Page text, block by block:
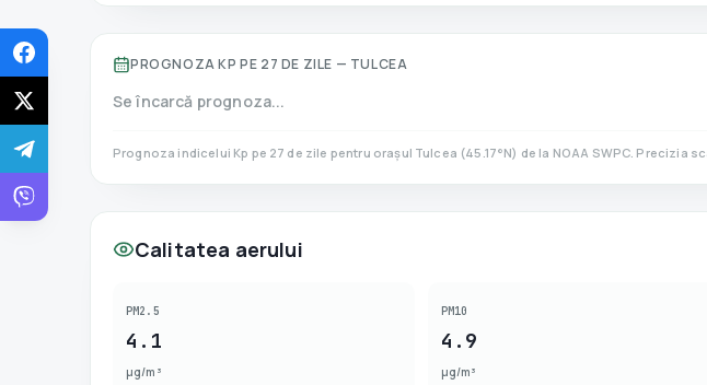
PROGNOZA KP PE 27 DE ZILE — TULCEA
Se încarcă prognoza...
Prognoza indicelui Kp pe 27 de zile pentru orașul Tulcea (45.17°N) de la NOAA SWPC. Precizia
Calitatea aerului
PM2.5
4.1
µg/m³
PM10
4.9
µg/m³